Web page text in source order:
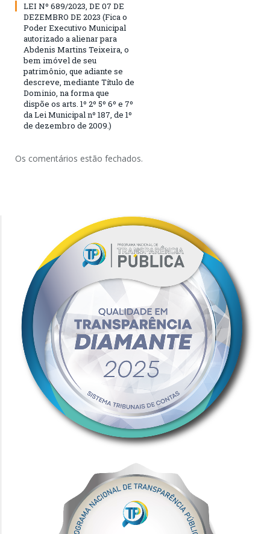
LEI Nº 689/2023, DE 07 DE
DEZEMBRO DE 2023 (Fica o
Poder Executivo Municipal
autorizado a alienar para
Abdenis Martins Teixeira, o
bem imóvel de seu
patrimônio, que adiante se
descreve, mediante Título de
Dominio, na forma que
dispõe os arts. 1º 2º 5º 6º e 7º
da Lei Municipal nº 187, de 1º
de dezembro de 2009.)
Os comentários estão fechados.